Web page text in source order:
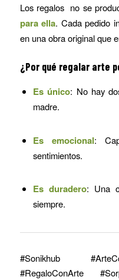
Los regalos no se
para ella. Cada pedido
en una obra original que
¿Por qué regalar arte
Es único: No hay
madre.
Es emocional:
sentimientos.
Es duradero: Una
siempre.
#Sonikhub
#RegaloConArte